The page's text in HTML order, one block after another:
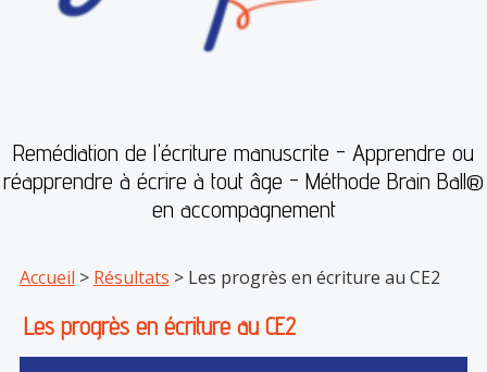
Remédiation de l'écriture manuscrite - Apprendre ou
réapprendre à écrire à tout âge - Méthode Brain Ball®
en accompagnement
Accueil > Résultats > Les progrès en écriture au CE2
Les progrès en écriture au CE2